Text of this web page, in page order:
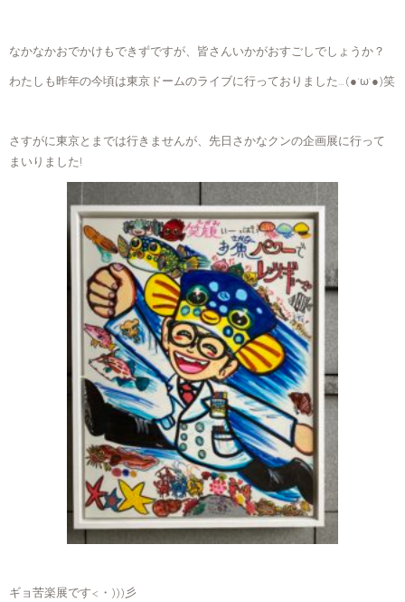
なかなかおでかけもできずですが、皆さんいかがおすごしでしょうか？
わたしも昨年の今頃は東京ドームのライブに行っておりました…(●´ω`●)笑
さすがに東京とまでは行きませんが、先日さかなクンの企画展に行って
まいりました!
ギョ苦楽展です<・)))彡